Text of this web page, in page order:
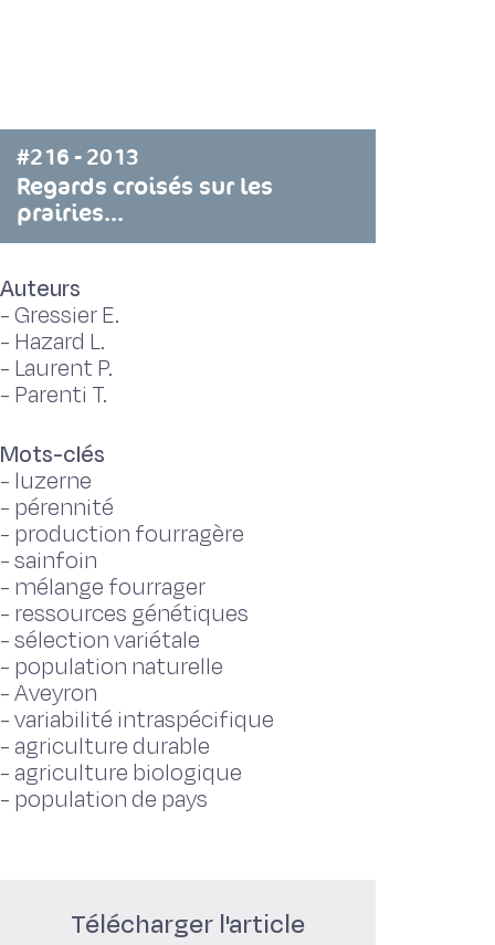
#216 - 2013
Regards croisés sur les
prairies...
Auteurs
-Gressier E.
- Hazard L.
- Laurent P.
- Parenti T.
Mots-clés
- luzerne
- pérennité
- production fourragère
-sainfoin
- mélange fourrager
- ressources génétiques
-sélection variétale
- population naturelle
-Aveyron
-variabilité intraspécifique
- agriculture durable
- agriculture biologique
- population de pays
Télécharger l'article